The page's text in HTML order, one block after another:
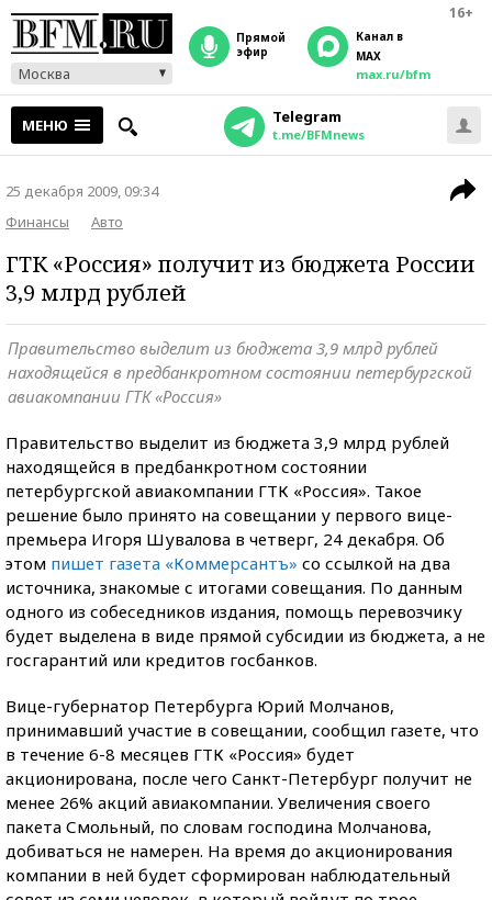
16+
Москва
прямой
эфир
Канал в
MAX
max.ru/bfm
МЕНЮ Telegram
t.me/BFMnews
25 декабря 2009, 09:34
Финансы
Авто
ГТК «Россия» получит из бюджета России
3,9 млрд рублей
Правительство выделит из бюджета 3,9 млрд рублей
находящейся в предбанкротном состоянии петербургской
авиакомпании ГТК «Россия»
Правительство выделит из бюджета 3,9 млрд рублей
находящейся в предбанкротном состоянии
петербургской авиакомпании ГТК «Россия». Такое
решение было принято на совещании у первого вице-
премьера Игоря Шувалова в четверг, 24 декабря. Об
этом пишет газета «Коммерсантъ» со ссылкой на два
источника, знакомые с итогами совещания. По данным
одного из собеседников издания, помощь перевозчику
будет выделена в виде прямой субсидии из бюджета, а не
госгарантий или кредитов госбанков.
Вице-губернатор Петербурга Юрий Молчанов,
принимавший участие в совещании, сообщил газете, что
в течение 6-8 месяцев ГТК «Россия» будет
акционирована, после чего Санкт-Петербург получит не
менее 26% акций авиакомпании. Увеличения своего
пакета Смольный, по словам господина Молчанова,
добиваться не намерен. На время до акционирования
компании в ней будет сформирован наблюдательный